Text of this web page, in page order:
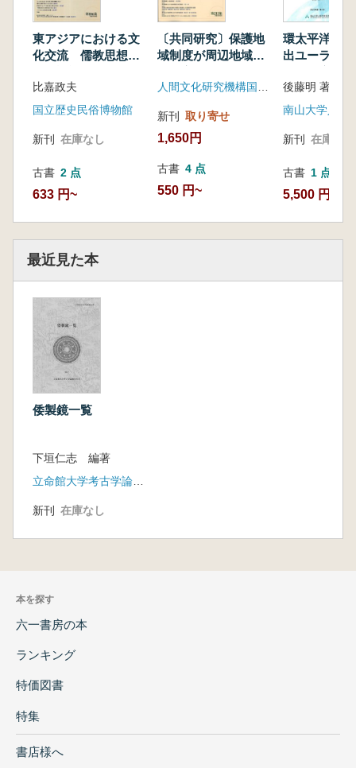
東アジアにおける文
化交流 儒教思想と
比嘉政夫
国立歴史民俗博物館
新刊 在庫なし
古書 2 点
633 円~
〔共同研究〕保護地
域制度が周辺地域の
及ぼす影響 持続可
る規制のあり方
新刊 取り寄せ
1,650円
古書 4 点
550 円~
環太平洋の
出ユーラシ
後藤明 著
南山大学人類
新刊 在庫なし
古書 1 点
5,500 円
最近見た本
倭製鏡一覧
下垣仁志 編著
新刊 在庫なし
本を探す
六一書房の本
ランキング
特価図書
特集
書店様へ